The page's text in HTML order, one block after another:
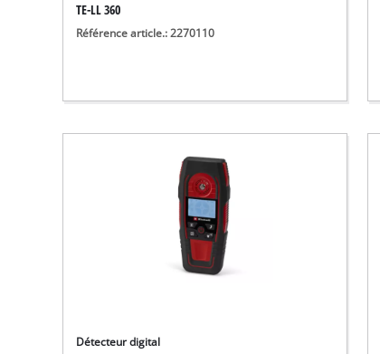
TE-LL 360
Référence article.: 2270110
Détecteur digital